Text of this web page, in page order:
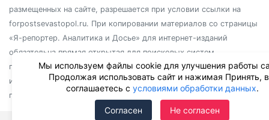
размещенных на сайте, разрешается при условии ссылки на
forpostsevastopol.ru. При копировании материалов со страницы
«Я-репортер. Аналитика и Досье» для интернет-изданий
обязательна прямая открытая для поисковых систем
гиперссылка. Независимо от полного или частичного
использования материалов, ссылка должна быть размещена в
подзаголовке или первом абзаце материала.
Мы используем файлы cookie для улучшения работы
Продолжая использовать сайт и нажимая Принять,
соглашаетесь с условиями обработки данных.
Согласен Не согласен